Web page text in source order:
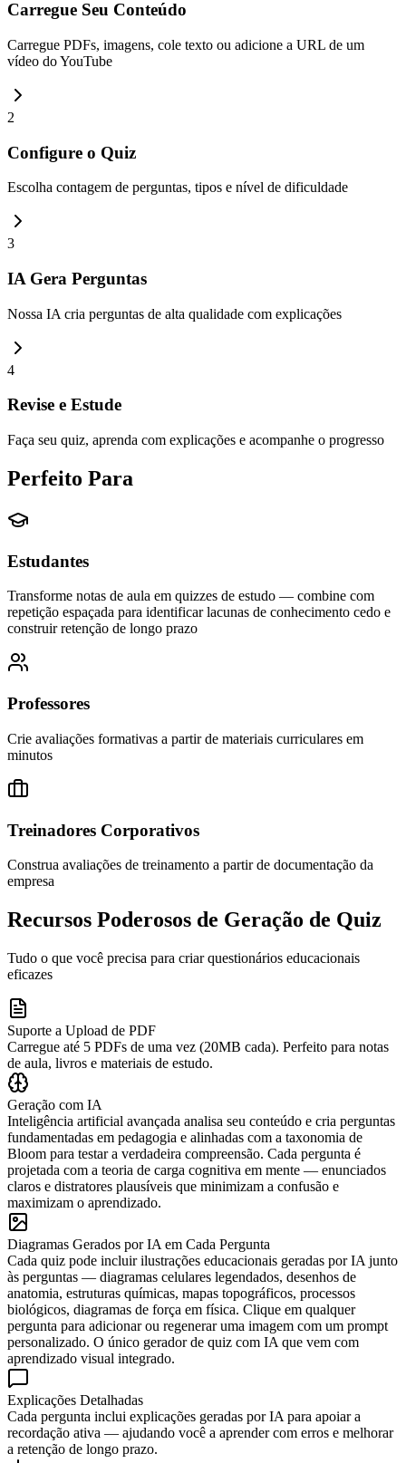
Carregue Seu Conteúdo
Carregue PDFs, imagens, cole texto ou adicione a URL de um
vídeo do YouTube
2
Configure o Quiz
Escolha contagem de perguntas, tipos e nível de dificuldade
3
IA Gera Perguntas
Nossa IA cria perguntas de alta qualidade com explicações
4
Revise e Estude
Faça seu quiz, aprenda com explicações e acompanhe o progresso
Perfeito Para
Estudantes
Transforme notas de aula em quizzes de estudo — combine com
repetição espaçada para identificar lacunas de conhecimento cedo e
construir retenção de longo prazo
Professores
Crie avaliações formativas a partir de materiais curriculares em
minutos
Treinadores Corporativos
Construa avaliações de treinamento a partir de documentação da
empresa
Recursos Poderosos de Geração de Quiz
Tudo o que você precisa para criar questionários educacionais
eficazes
Suporte a Upload de PDF
Carregue até 5 PDFs de uma vez (20MB cada). Perfeito para notas
de aula, livros e materiais de estudo.
Geração com IA
Inteligência artificial avançada analisa seu conteúdo e cria perguntas
fundamentadas em pedagogia e alinhadas com a taxonomia de
Bloom para testar a verdadeira compreensão. Cada pergunta é
projetada com a teoria de carga cognitiva em mente — enunciados
claros e distratores plausíveis que minimizam a confusão e
maximizam o aprendizado.
Diagramas Gerados por IA em Cada Pergunta
Cada quiz pode incluir ilustrações educacionais geradas por IA junto
às perguntas — diagramas celulares legendados, desenhos de
anatomia, estruturas químicas, mapas topográficos, processos
biológicos, diagramas de força em física. Clique em qualquer
pergunta para adicionar ou regenerar uma imagem com um prompt
personalizado. O único gerador de quiz com IA que vem com
aprendizado visual integrado.
Explicações Detalhadas
Cada pergunta inclui explicações geradas por IA para apoiar a
recordação ativa — ajudando você a aprender com erros e melhorar
a retenção de longo prazo.